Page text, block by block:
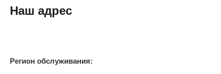
Наш адрес
Регион обслуживания: